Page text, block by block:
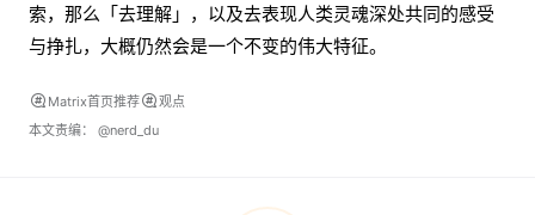
索，那么「去理解」，以及去表现人类灵魂深处共同的感受
与挣扎，大概仍然会是一个不变的伟大特征。
Matrix首页推荐
观点
本文责编： @nerd_du